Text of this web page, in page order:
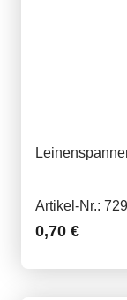
Artikel-Nr.:
0,70 €